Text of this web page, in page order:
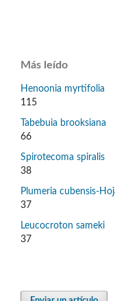
Más leído
Henoonia myrtifolia
115
Tabebuia brooksiana
66
Spirotecoma spiralis
38
Plumeria cubensis-
37
Leucocroton sameki
37